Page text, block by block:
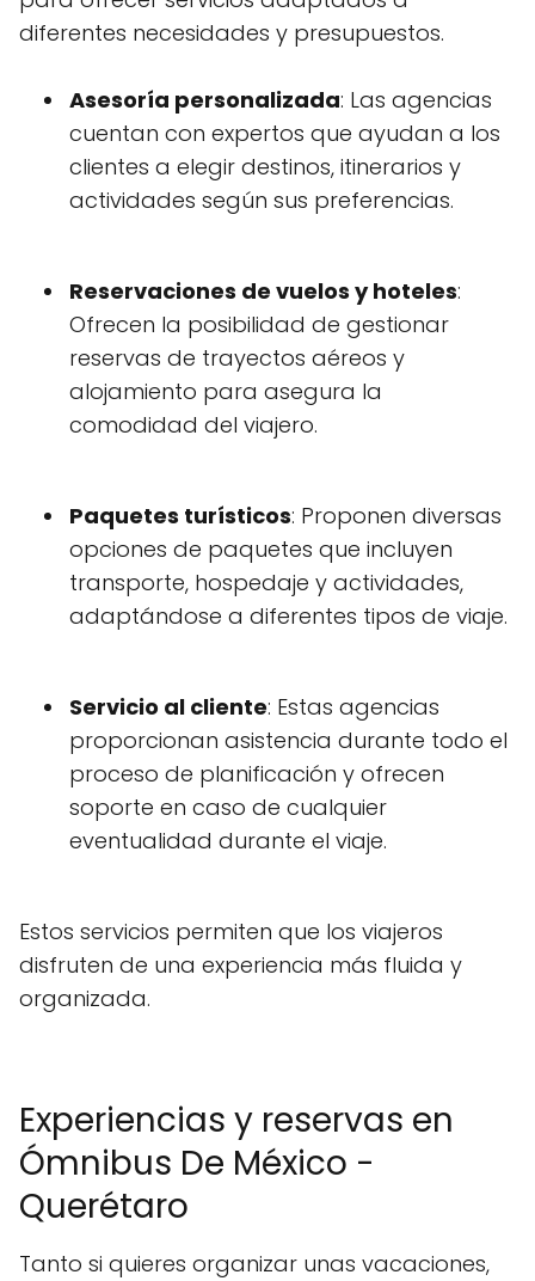
diferentes necesidades y presupuestos.
Asesoría personalizada: Las agencias
cuentan con expertos que ayudan a los
clientes a elegir destinos, itinerarios y
actividades según sus preferencias.
Reservaciones de vuelos y hoteles:
Ofrecen la posibilidad de gestionar
reservas de trayectos aéreos y
alojamiento para asegura la
comodidad del viajero.
Paquetes turísticos: Proponen diversas
opciones de paquetes que incluyen
transporte, hospedaje y actividades,
adaptándose a diferentes tipos de viaje.
Servicio al cliente: Estas agencias
proporcionan asistencia durante todo el
proceso de planificación y ofrecen
soporte en caso de cualquier
eventualidad durante el viaje.
Estos servicios permiten que los viajeros
disfruten de una experiencia más fluida y
organizada.
Experiencias y reservas en
Ómnibus De México -
Querétaro
Tanto si quieres organizar unas vacaciones,